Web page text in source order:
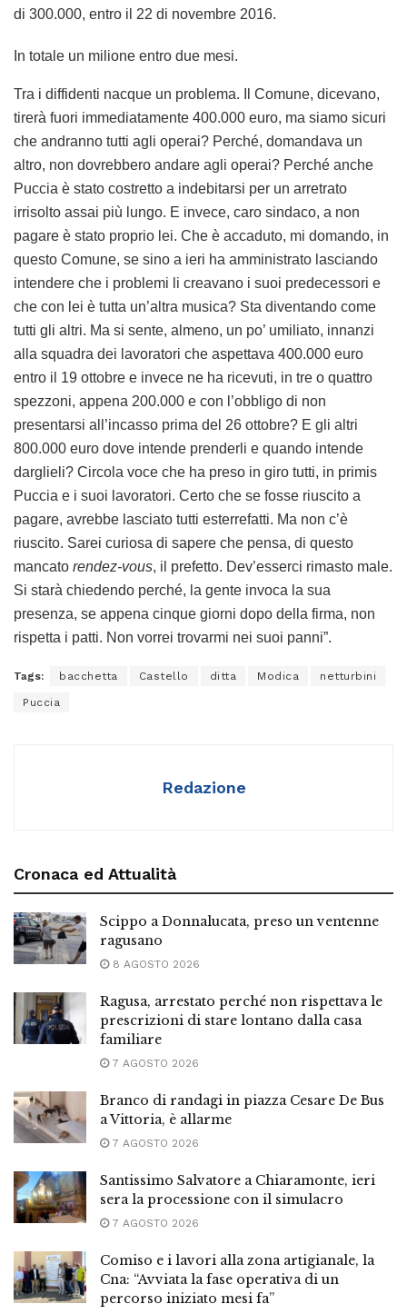
di 300.000, entro il 22 di novembre 2016.
In totale un milione entro due mesi.
Tra i diffidenti nacque un problema. Il Comune, dicevano,
tirerà fuori immediatamente 400.000 euro, ma siamo sicuri
che andranno tutti agli operai? Perché, domandava un
altro, non dovrebbero andare agli operai? Perché anche
Puccia è stato costretto a indebitarsi per un arretrato
irrisolto assai più lungo. E invece, caro sindaco, a non
pagare è stato proprio lei. Che è accaduto, mi domando, in
questo Comune, se sino a ieri ha amministrato lasciando
intendere che i problemi li creavano i suoi predecessori e
che con lei è tutta un’altra musica? Sta diventando come
tutti gli altri. Ma si sente, almeno, un po’ umiliato, innanzi
alla squadra dei lavoratori che aspettava 400.000 euro
entro il 19 ottobre e invece ne ha ricevuti, in tre o quattro
spezzoni, appena 200.000 e con l’obbligo di non
presentarsi all’incasso prima del 26 ottobre? E gli altri
800.000 euro dove intende prenderli e quando intende
darglieli? Circola voce che ha preso in giro tutti, in primis
Puccia e i suoi lavoratori. Certo che se fosse riuscito a
pagare, avrebbe lasciato tutti esterrefatti. Ma non c’è
riuscito. Sarei curiosa di sapere che pensa, di questo
mancato rendez-vous, il prefetto. Dev’esserci rimasto male.
Si starà chiedendo perché, la gente invoca la sua
presenza, se appena cinque giorni dopo della firma, non
rispetta i patti. Non vorrei trovarmi nei suoi panni”.
Tags: bacchetta Castello ditta Modica netturbini
Puccia
Redazione
Cronaca ed Attualità
Scippo a Donnalucata, preso un ventenne
ragusano
8 AGOSTO 2026
Ragusa, arrestato perché non rispettava le
prescrizioni di stare lontano dalla casa
familiare
7 AGOSTO 2026
Branco di randagi in piazza Cesare De Bus
a Vittoria, è allarme
7 AGOSTO 2026
Santissimo Salvatore a Chiaramonte, ieri
sera la processione con il simulacro
7 AGOSTO 2026
Comiso e i lavori alla zona artigianale, la
Cna: “Avviata la fase operativa di un
percorso iniziato mesi fa”